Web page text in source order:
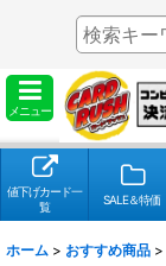
メニュー
値下げカード一
覧
SALE＆特価
ホーム > おすすめ商品 >